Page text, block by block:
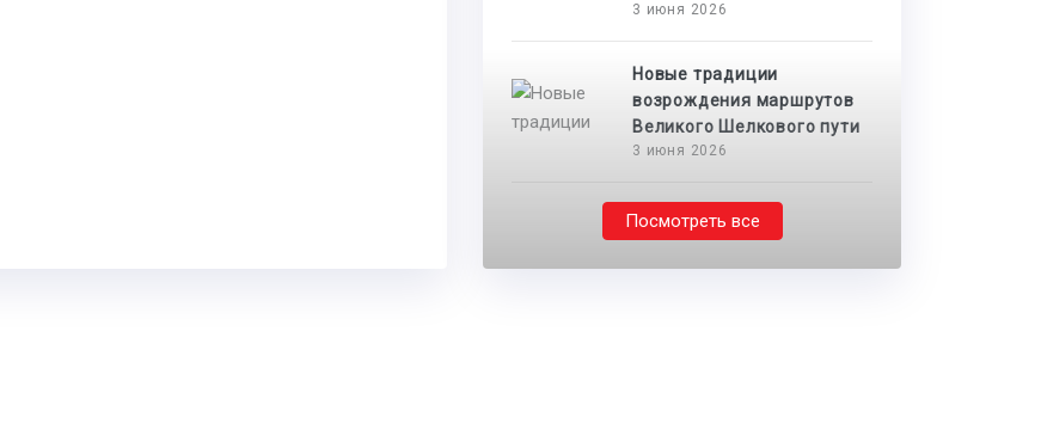
3 июня 2026
Новые традиции
возрождения маршрутов
Великого Шелкового пути
3 июня 2026
Посмотреть все